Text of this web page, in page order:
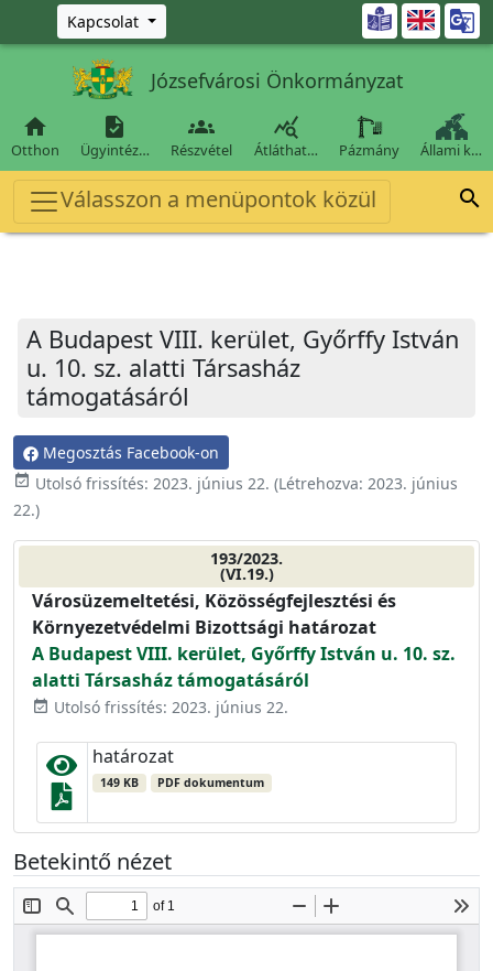
Ugrás a fő tartalomra
Kapcsolat 
Józsefvárosi Önkormányzat

Otthon

Ügyintéz…

Részvétel

Átláthat… Pázmány Állami k…
Válasszon a menüpontok közül 
A Budapest VIII. kerület, Győrffy István
u. 10. sz. alatti Társasház
támogatásáról
Megosztás Facebook-on
event_available Utolsó frissítés: 2023. június 22. (Létrehozva: 2023. június
22.)
193/2023.
(VI.19.)
Városüzemeltetési, Közösségfejlesztési és
Környezetvédelmi Bizottsági határozat
A Budapest VIII. kerület, Győrffy István u. 10. sz.
alatti Társasház támogatásáról
event_available Utolsó frissítés: 2023. június 22.
határozat
149 KB PDF dokumentum
Betekintő nézet